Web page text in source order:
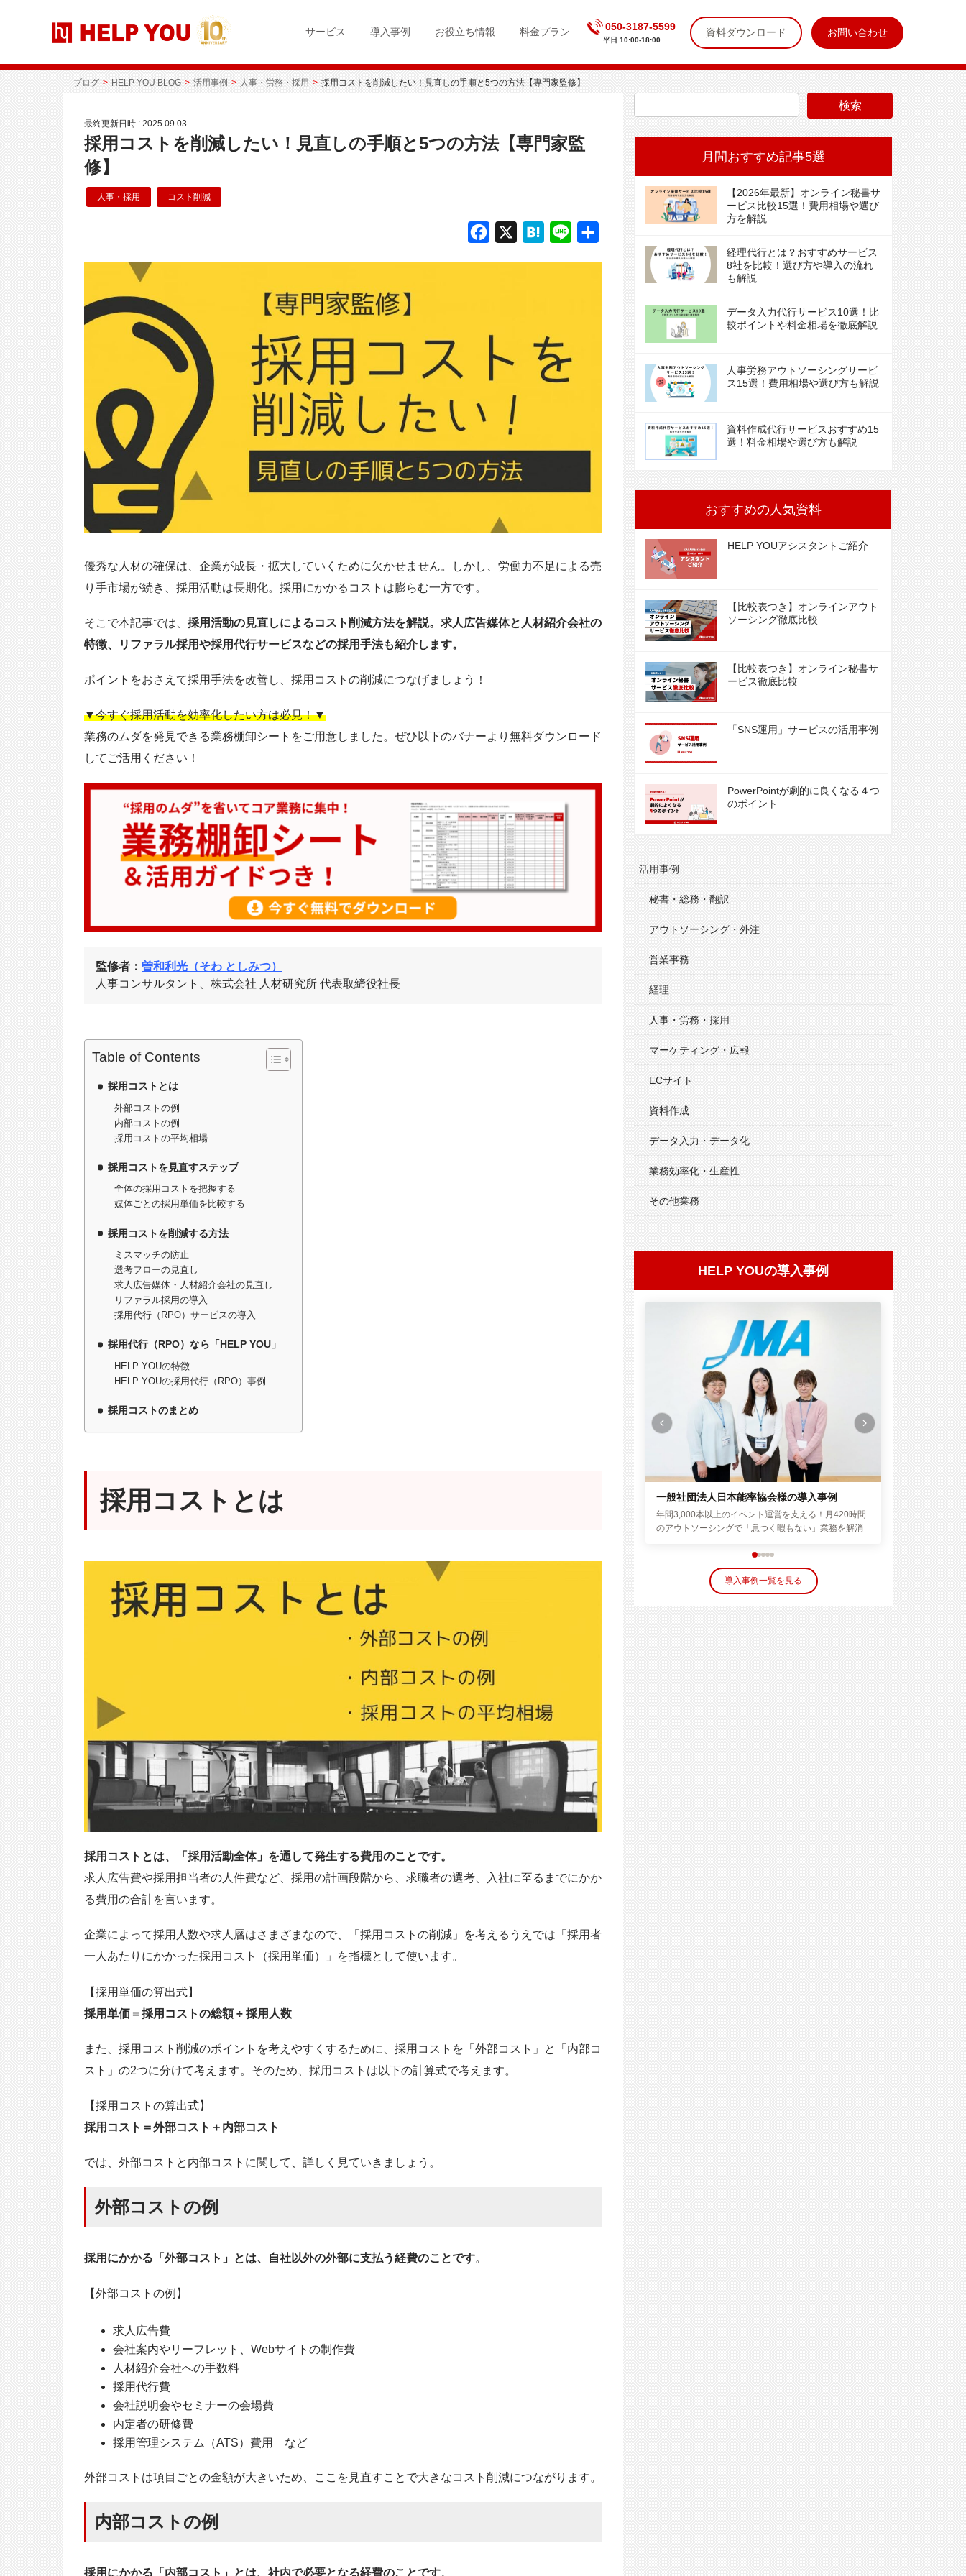
ツ
シ
サービス 導入事例 お役立ち情報 料金プラン 050-3187-5599
平日 10:00-18:00
資料ダウンロード お問い合わせ
ブログ HELP YOU BLOG 活用事例 人事・労務・採用 採用コストを削減したい！見直しの手順と5つの方法【専門家監修】
最終更新日時 : 2025.09.03
採用コストを削減したい！見直しの手順と5つの方法【専門家監
修】
人事・採用 コスト削減
o
o
k
H
a
優秀な人材の確保は、企業が成長・拡大していくために欠かせません。しかし、労働力不足による売
り手市場が続き、採用活動は長期化。採用にかかるコストは膨らむ一方です。
そこで本記事では、 採用活動の見直しによるコスト削減方法を解説。求人広告媒体と人材紹介会社の
特徴、リファラル採用や採用代行サービスなどの採用手法も紹介します。
ポイントをおさえて採用手法を改善し、採用コストの削減につなげましょう！
▼今すぐ採用活動を効率化したい方は必見！▼
業務のムダを発見できる業務棚卸シートをご用意しました。ぜひ以下のバナーより無料ダウンロード
してご活用ください！
監修者： 曽和利光（そわ としみつ）
人事コンサルタント、株式会社 人材研究所 代表取締役社長
Table of Contents
採用コストとは
外部コストの例
内部コストの例
採用コストの平均相場
採用コストを見直すステップ
全体の採用コストを把握する
媒体ごとの採用単価を比較する
採用コストを削減する方法
ミスマッチの防止
選考フローの見直し
求人広告媒体・人材紹介会社の見直し
リファラル採用の導入
採用代行（RPO）サービスの導入
採用代行（RPO）なら「HELP YOU」
HELP YOUの特徴
HELP YOUの採用代行（RPO）事例
採用コストのまとめ
採用コストとは
採用コストとは、「採用活動全体」を通して発生する費用のことです。
求人広告費や採用担当者の人件費など、採用の計画段階から、求職者の選考、入社に至るまでにかか
る費用の合計を言います。
企業によって採用人数や求人層はさまざまなので、「採用コストの削減」を考えるうえでは「採用者
一人あたりにかかった採用コスト（採用単価）」を指標として使います。
【採用単価の算出式】
採用単価＝採用コストの総額 ÷ 採用人数
また、採用コスト削減のポイントを考えやすくするために、採用コストを「外部コスト」と「内部コ
スト」の2つに分けて考えます。そのため、採用コストは以下の計算式で考えます。
【採用コストの算出式】
採用コスト＝外部コスト＋内部コスト
では、外部コストと内部コストに関して、詳しく見ていきましょう。
外部コストの例
採用にかかる「外部コスト」とは、自社以外の外部に支払う経費のことです。
【外部コストの例】
求人広告費
会社案内やリーフレット、Webサイトの制作費
人材紹介会社への手数料
採用代行費
会社説明会やセミナーの会場費
内定者の研修費
採用管理システム（ATS）費用 など
外部コストは項目ごとの金額が大きいため、ここを見直すことで大きなコスト削減につながります。
内部コストの例
採用にかかる「内部コスト」とは、社内で必要となる経費のことです。
月間おすすめ記事5選
【2026年最新】オンライン秘書サ
ービス比較15選！費用相場や選び
方を解説
経理代行とは？おすすめサービス
8社を比較！選び方や導入の流れ
も解説
データ入力代行サービス10選！比
較ポイントや料金相場を徹底解説
人事労務アウトソーシングサービ
ス15選！費用相場や選び方も解説
資料作成代行サービスおすすめ15
選！料金相場や選び方も解説
おすすめの人気資料
HELP YOUアシスタントご紹介
【比較表つき】オンラインアウト
ソーシング徹底比較
【比較表つき】オンライン秘書サ
ービス徹底比較
「SNS運用」サービスの活用事例
PowerPointが劇的に良くなる４つ
のポイント
活用事例
秘書・総務・翻訳
アウトソーシング・外注
営業事務
経理
人事・労務・採用
マーケティング・広報
ECサイト
資料作成
データ入力・データ化
業務効率化・生産性
その他業務
HELP YOUの導入事例
一般社団法人日本能率協会様の導入事例
年間3,000本以上のイベント運営を支える！月420時間
のアウトソーシングで「息つく暇もない」業務を解消
導入事例一覧を見る